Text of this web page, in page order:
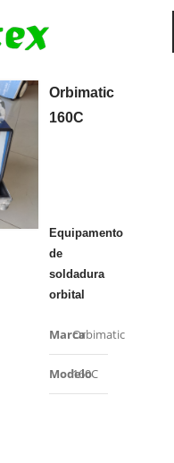
Orbimatic
160C
Equipamento
de
soldadura
orbital
MarcaOrbimatic
Modelo
160C